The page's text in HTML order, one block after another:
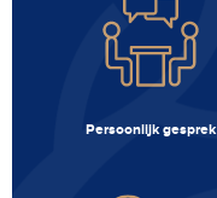
Persoonlijk gesprek